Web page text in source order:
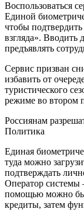
Воспользоваться
Единой
чтобы подтвердить
взгляда».
предъявлять
Сервис призван
избавить от
туристического
режиме во втором
Россиянам
Политика
Единая
туда можно
подтверждать
Оператор системы
помощью можно
кредиты, затем